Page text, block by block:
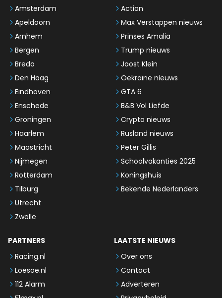
Amsterdam
Apeldoorn
Arnhem
Bergen
Breda
Den Haag
Eindhoven
Enschede
Groningen
Haarlem
Maastricht
Nijmegen
Rotterdam
Tilburg
Utrecht
Zwolle
Action
Max Verstappen nieuws
Prinses Amalia
Trump nieuws
Joost Klein
Oekraïne nieuws
GTA 6
B&B Vol Liefde
Crypto nieuws
Rusland nieuws
Peter Gillis
Schoolvakanties 2025
Koningshuis
Bekende Nederlanders
PARTNERS
Racing.nl
Loesoe.nl
112 Alarm
LAATSTE NIEUWS
Over ons
Contact
Adverteren